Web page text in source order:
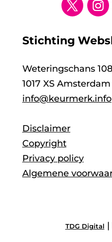
Stichting
Weteringschans
1017 XS Amsterdam
info@keurmerk.info
Disclaimer
Copyright
Privacy policy
Algemene
TDG Digital